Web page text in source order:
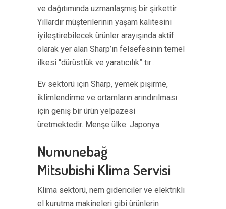
ve dağıtımında uzmanlaşmış bir şirkettir.
Yıllardır müşterilerinin yaşam kalitesini
iyileştirebilecek ürünler arayışında aktif
olarak yer alan Sharp’ın felsefesinin temel
ilkesi “dürüstlük ve yaratıcılık” tır .
Ev sektörü için Sharp, yemek pişirme,
iklimlendirme ve ortamların arındırılması
için geniş bir ürün yelpazesi
üretmektedir. Menşe ülke: Japonya
Numunebağ
Mitsubishi Klima Servisi
Klima sektörü, nem gidericiler ve elektrikli
el kurutma makineleri gibi ürünlerin